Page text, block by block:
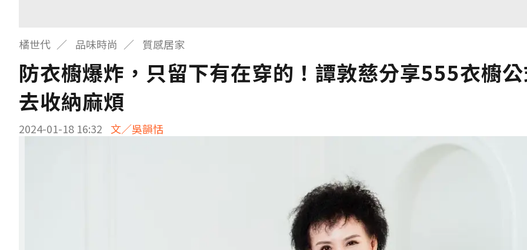
橘世代 品味時尚 質感居家
防衣櫥爆炸，只留下有在穿的！譚敦慈分享555衣櫥
去收納麻煩
2024-01-18 16:32 文／吳韻恬